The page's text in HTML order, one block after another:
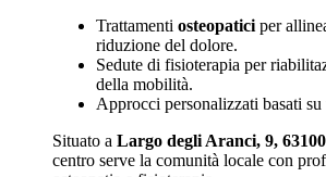
Trattamenti osteopatici per
riduzione del dolore.
Sedute di fisioterapia per
della mobilità.
Approcci personalizzati basati
Situato a Largo degli Aranci, 9,
centro serve la comunità locale con